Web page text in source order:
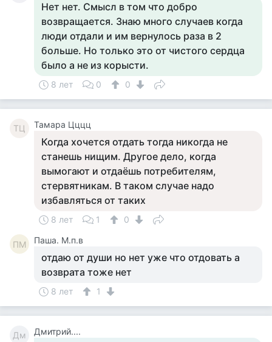
Нет нет. Смысл в том что добро
возвращается. Знаю много случаев когда
люди отдали и им вернулось раза в 2
больше. Но только это от чистого сердца
было а не из корысти.
8 лет 0 0
ТЦ Тамара Цццц
Когда хочется отдать тогда никогда не
станешь нищим. Другое дело, когда
вымогают и отдаёшь потребителям,
стервятникам. В таком случае надо
избавляться от таких
8 лет 1 0
ПМ Паша. М.п.в
отдаю от души но нет уже что отдовать а
возврата тоже нет
8 лет 1
Дм Дмитрий....